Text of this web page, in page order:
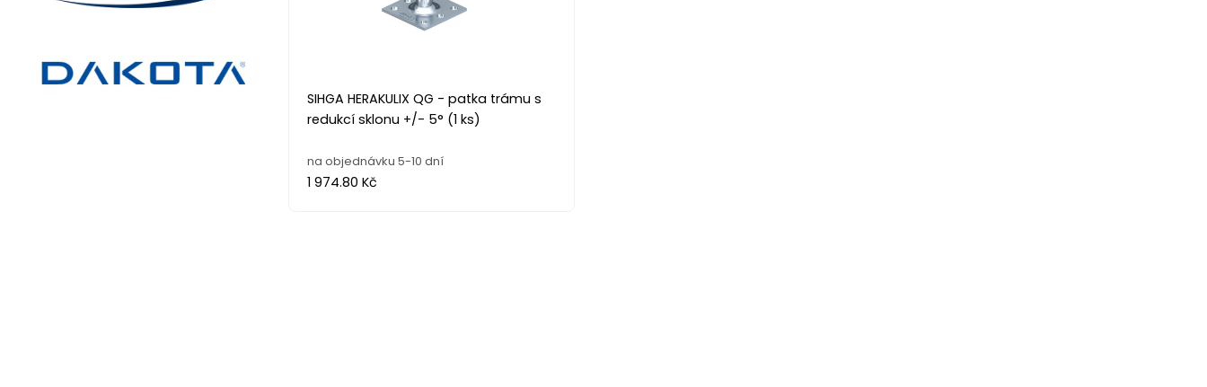
SIHGA HERAKULIX QG - patka trámu s
redukcí sklonu +/- 5° (1 ks)
na objednávku 5-10 dní
1 974.80 Kč